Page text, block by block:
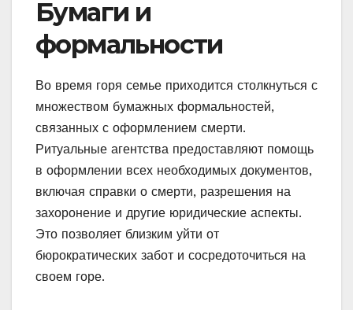
Бумаги и
формальности
Во время горя семье приходится столкнуться с
множеством бумажных формальностей,
связанных с оформлением смерти.
Ритуальные агентства предоставляют помощь
в оформлении всех необходимых документов,
включая справки о смерти, разрешения на
захоронение и другие юридические аспекты.
Это позволяет близким уйти от
бюрократических забот и сосредоточиться на
своем горе.